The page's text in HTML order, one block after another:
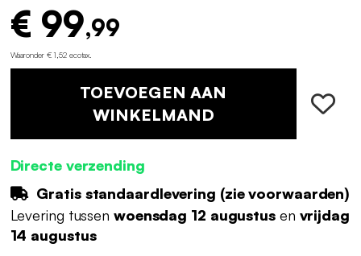
€ 99,99
Waaronder € 1,52 ecotax
TOEVOEGEN AAN
WINKELMAND
Directe verzending
Gratis standaardlevering (zie voorwaarden)
Levering tussen woensdag 12 augustusen vrijdag
14 augustus